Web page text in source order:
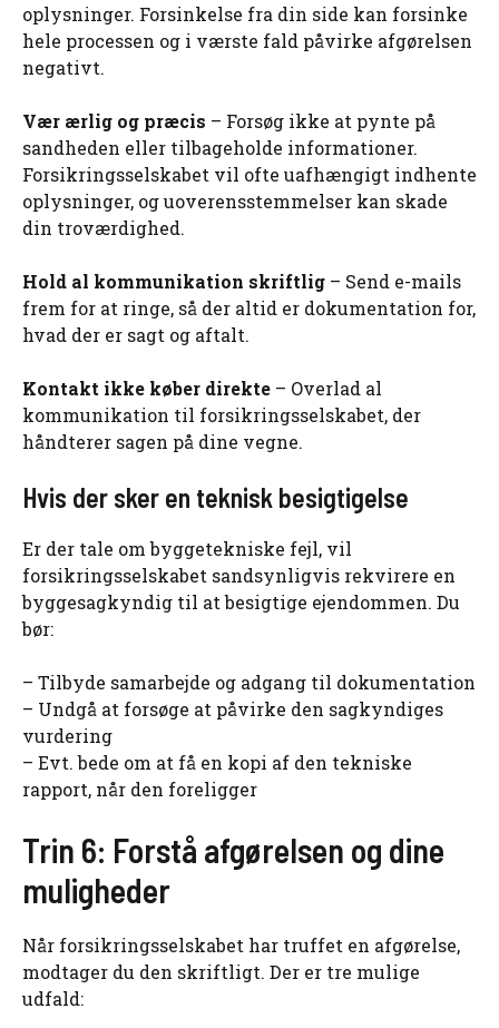
oplysninger. Forsinkelse fra din side kan forsinke
hele processen og i værste fald påvirke afgørelsen
negativt.
Vær ærlig og præcis – Forsøg ikke at pynte på
sandheden eller tilbageholde informationer.
Forsikringsselskabet vil ofte uafhængigt indhente
oplysninger, og uoverensstemmelser kan skade
din troværdighed.
Hold al kommunikation skriftlig – Send e-mails
frem for at ringe, så der altid er dokumentation for,
hvad der er sagt og aftalt.
Kontakt ikke køber direkte – Overlad al
kommunikation til forsikringsselskabet, der
håndterer sagen på dine vegne.
Hvis der sker en teknisk besigtigelse
Er der tale om byggetekniske fejl, vil
forsikringsselskabet sandsynligvis rekvirere en
byggesagkyndig til at besigtige ejendommen. Du
bør:
– Tilbyde samarbejde og adgang til dokumentation
– Undgå at forsøge at påvirke den sagkyndiges
vurdering
– Evt. bede om at få en kopi af den tekniske
rapport, når den foreligger
Trin 6: Forstå afgørelsen og dine
muligheder
Når forsikringsselskabet har truffet en afgørelse,
modtager du den skriftligt. Der er tre mulige
udfald: